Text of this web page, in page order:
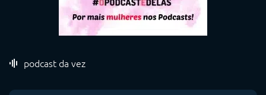
podcast da vez